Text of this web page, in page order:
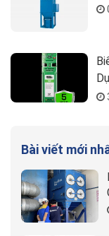
Bài viết mới